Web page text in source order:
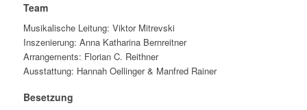
Team
Musikalische Leitung: Viktor Mitrevski
Inszenierung: Anna Katharina Bernreitner
Arrangements: Florian C. Reithner
Ausstattung: Hannah Oellinger & Manfred Rainer
Besetzung